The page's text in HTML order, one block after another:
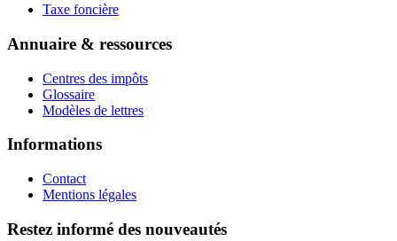
Taxe foncière
Annuaire & ressources
Centres des impôts
Glossaire
Modèles de lettres
Informations
Contact
Mentions légales
Restez informé des nouveautés